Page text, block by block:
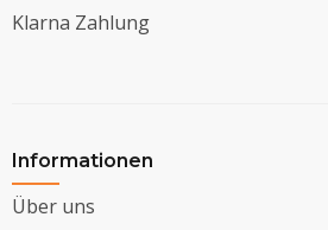
Klarna Zahlung
Informationen
Über uns